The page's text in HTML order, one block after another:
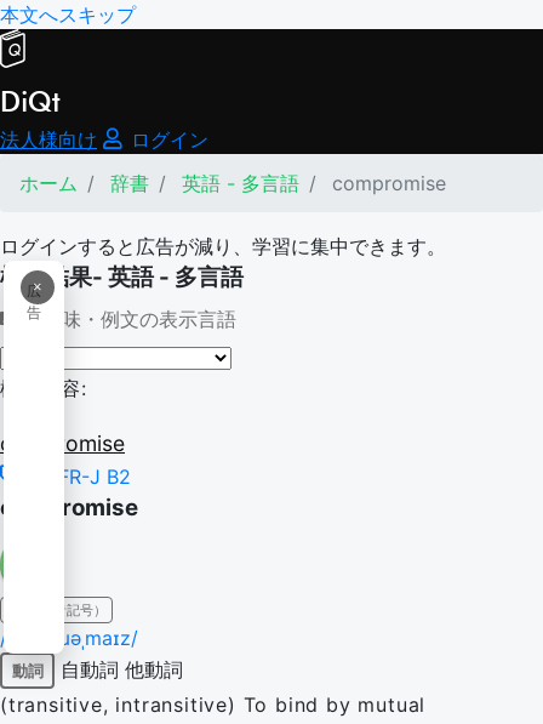
本文へスキップ
DiQt
法人様向け
ログイン
ホーム
辞書 英語 - 多言語 compromise
ログインすると広告が減り、学習に集中できます。
×
広
告
検索結果- 英語 - 多言語
意味・例文の表示言語
検索内容:
compromise
CEFR-J B2
compromise
IPA（発音記号）
/ˈkɒmpɹəˌmaɪz/
動詞 自動詞 他動詞
(transitive, intransitive) To bind by mutual